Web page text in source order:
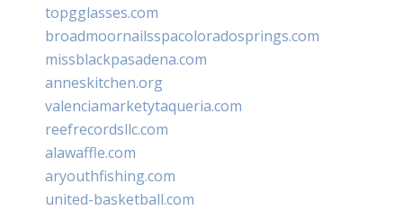
topgglasses.com
broadmoornailsspacoloradosprings.com
missblackpasadena.com
anneskitchen.org
valenciamarketytaqueria.com
reefrecordsllc.com
alawaffle.com
aryouthfishing.com
united-basketball.com